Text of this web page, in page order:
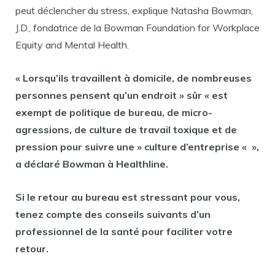
peut déclencher du stress, explique Natasha Bowman,
J.D., fondatrice de la Bowman Foundation for Workplace
Equity and Mental Health.
« Lorsqu’ils travaillent à domicile, de nombreuses
personnes pensent qu’un endroit » sûr « est
exempt de politique de bureau, de micro-
agressions, de culture de travail toxique et de
pression pour suivre une » culture d’entreprise « »,
a déclaré Bowman à Healthline.
Si le retour au bureau est stressant pour vous,
tenez compte des conseils suivants d’un
professionnel de la santé pour faciliter votre
retour.